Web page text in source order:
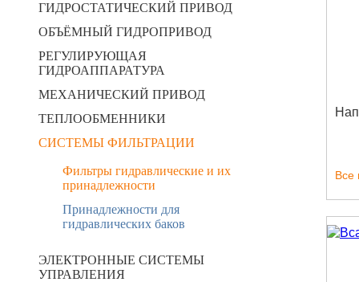
ГИДРОСТАТИЧЕСКИЙ ПРИВОД
ОБЪЁМНЫЙ ГИДРОПРИВОД
РЕГУЛИРУЮЩАЯ
ГИДРОАППАРАТУРА
МЕХАНИЧЕСКИЙ ПРИВОД
ТЕПЛООБМЕННИКИ
СИСТЕМЫ ФИЛЬТРАЦИИ
Фильтры гидравлические и их
принадлежности
Принадлежности для
гидравлических баков
ЭЛЕКТРОННЫЕ СИСТЕМЫ
УПРАВЛЕНИЯ
Все